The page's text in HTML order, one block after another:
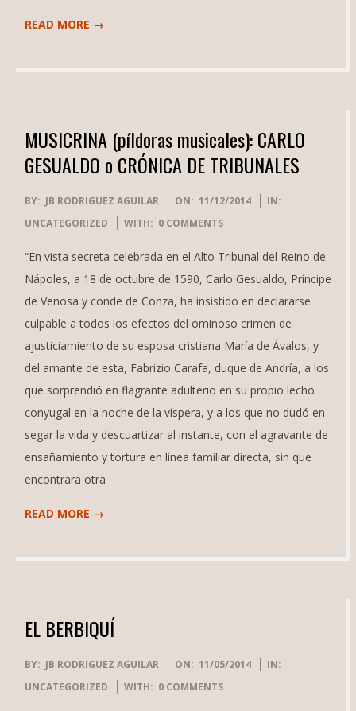
READ MORE →
MUSICRINA (píldoras musicales): CARLO
GESUALDO o CRÓNICA DE TRIBUNALES
2014-
12-
BY: JB RODRIGUEZ AGUILAR ON: 11/12/2014
IN:
UNCATEGORIZED
WITH: 0 COMMENTS
“En vista secreta celebrada en el Alto Tribunal del Reino de
Nápoles, a 18 de octubre de 1590, Carlo Gesualdo, Príncipe
de Venosa y conde de Conza, ha insistido en declararse
culpable a todos los efectos del ominoso crimen de
ajusticiamiento de su esposa cristiana María de Ávalos, y
del amante de esta, Fabrizio Carafa, duque de Andría, a los
que sorprendió en flagrante adulterio en su propio lecho
conyugal en la noche de la víspera, y a los que no dudó en
segar la vida y descuartizar al instante, con el agravante de
ensañamiento y tortura en línea familiar directa, sin que
encontrara otra
READ MORE →
EL BERBIQUÍ
2014-
05-
BY: JB RODRIGUEZ AGUILAR ON: 11/05/2014
IN:
UNCATEGORIZED
WITH: 0 COMMENTS